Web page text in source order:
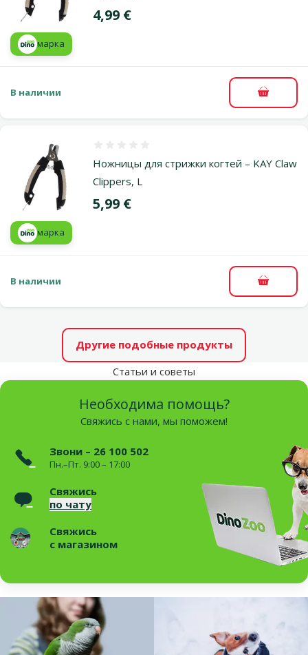
Цена
4,99 €
марка
В наличии В
Ножницы для стрижки когтей – KAY Claw
Clippers, L
Цена
5,99 €
марка
В наличии В
Другие подобные продукты
Статьи и советы
Необходима помощь?
Свяжись с нами, мы поможем!
Звони – 26 100 502
Пн.–Пт. 9:00 – 17:00
Свяжись
по чату
Свяжись
с магазином